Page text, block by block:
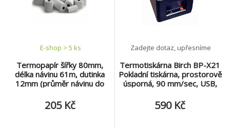
- při výše uvedené teplotě a
dutinka 12 mm
Termopapír šířky 80mm,
délka návinu 61m, dutinka
12mm (průměr návinu do
(T20,T70,T88)
E-shop > 5 ks
205 Kč
Termotiskárna Birch BP-X21
Pokladní tiskárna, prostorově
úsporná, 90 mm/sec, USB,
Zadejte dotaz, upřesníme
590 Kč